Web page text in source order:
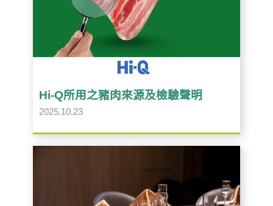
Hi-Q所用之豬肉來源及檢驗聲明
2025.10.23